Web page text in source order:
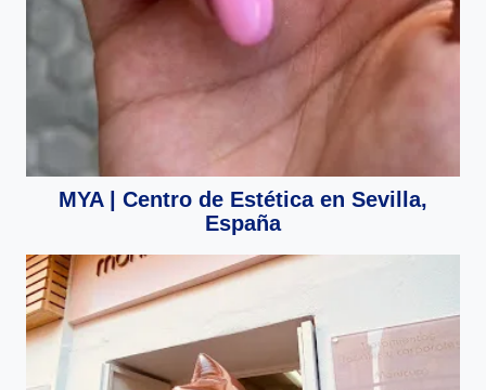
MYA | Centro de Estética en Sevilla,
España